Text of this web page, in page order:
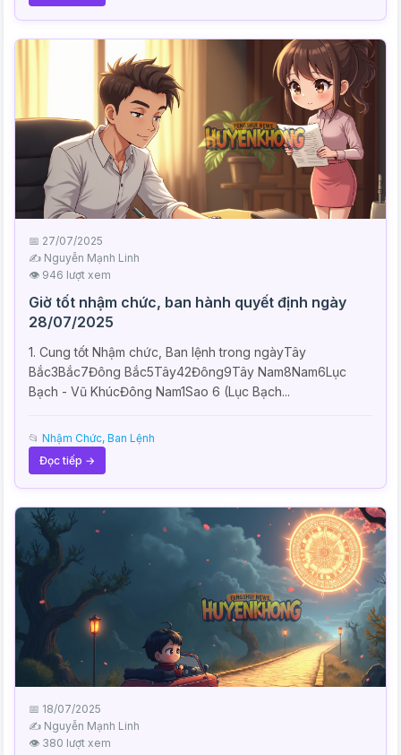
📅 27/07/2025
✍️ Nguyễn Mạnh Linh
👁 946 lượt xem
Giờ tốt nhậm chức, ban hành quyết định ngày
28/07/2025
1. Cung tốt Nhậm chức, Ban lệnh trong ngàyTây
Bắc3Bắc7Đông Bắc5Tây42Đông9Tây Nam8Nam6Lục
Bạch - Vũ KhúcĐông Nam1Sao 6 (Lục Bạch...
📂 Nhậm Chức, Ban Lệnh
Đọc tiếp →
📅 18/07/2025
✍️ Nguyễn Mạnh Linh
👁 380 lượt xem